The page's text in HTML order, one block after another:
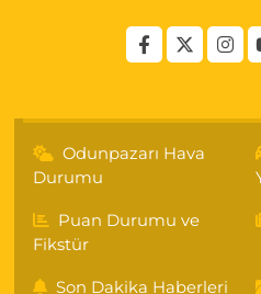
Odunpazarı Hava
Durumu
Puan Durumu ve
Fikstür
Son Dakika Haberleri